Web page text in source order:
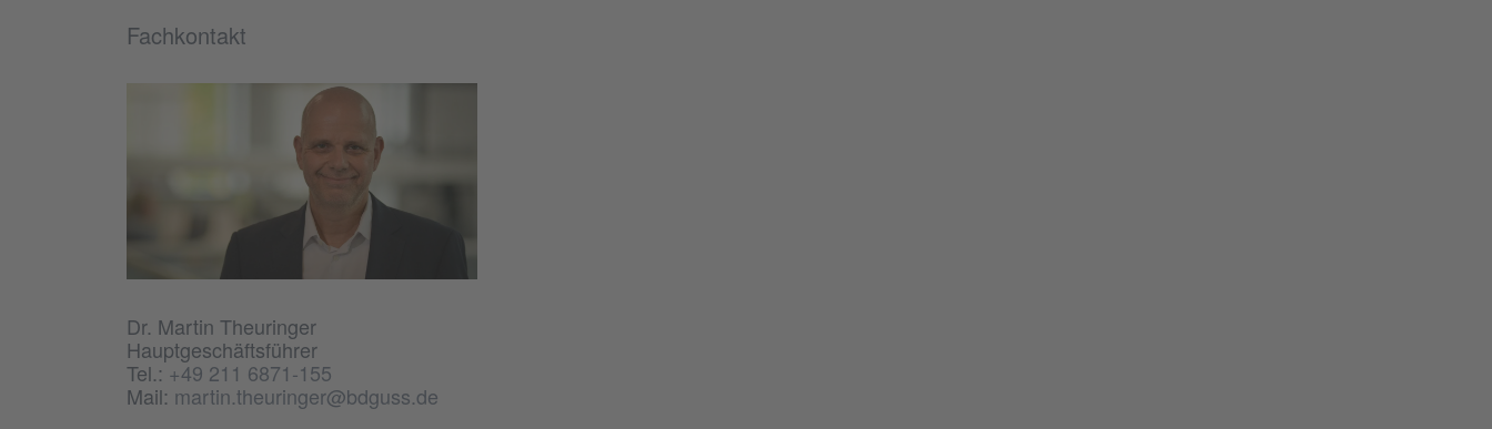
Fachkontakt
Dr. Martin Theuringer
Hauptgeschäftsführer
Tel.: +49 211 6871-155
Mail: martin.theuringer@bdguss.de